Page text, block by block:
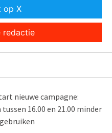
op X
redactie
nieuwe campagne:
16.00 en 21.00 minder